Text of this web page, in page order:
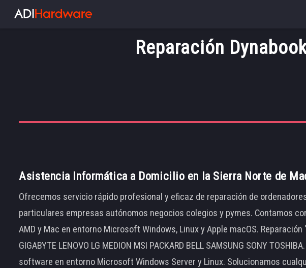
Reparación
Asistencia Informática a Domicilio en la Sierra Norte de
Ofrecemos servicio rápido profesional y eficaz de reparación de
particulares empresas autónomos negocios colegios y pymes. Contamos
AMD y Mac en entorno Microsoft Windows, Linux y Apple macOS. Reparación
GIGABYTE LENOVO LG MEDION MSI PACKARD BELL SAMSUNG SONY
software en entorno Microsoft Windows Server y Linux. Solucionamos